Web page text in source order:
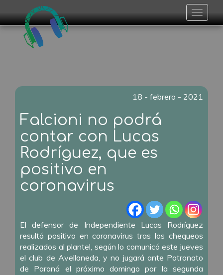
Toggle
18 - febrero - 2021
Falcioni no podrá
contar con Lucas
Rodríguez, que es
positivo en
coronavirus
El defensor de Independiente Lucas Rodríguez
resultó positivo en coronavirus tras los chequeos
realizados al plantel, según lo comunicó este jueves
el club de Avellaneda, y no jugará ante Patronato
de Paraná el próximo domingo por la segunda